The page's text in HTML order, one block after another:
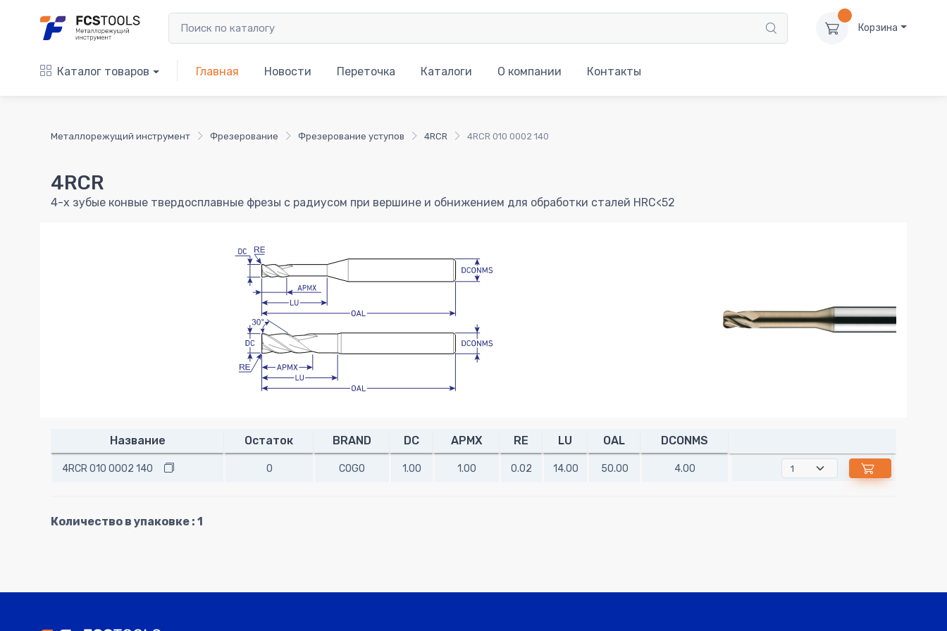
Корзина
Каталог товаров Главная Новости Переточка Каталоги О компании Контакты
Металлорежущий инструмент Фрезерование Фрезерование уступов 4RCR 4RCR 010 0002 140
4RCR
4-х зубые конвые твердосплавные фрезы с радиусом при вершине и обнижением для обработки сталей HRC<52
Название Остаток BRAND DC APMX RE LU OAL DCONMS
4RCR 010 0002 140 0 COGO 1.00 1.00 0.02 14.00 50.00 4.00
Количество в упаковке : 1